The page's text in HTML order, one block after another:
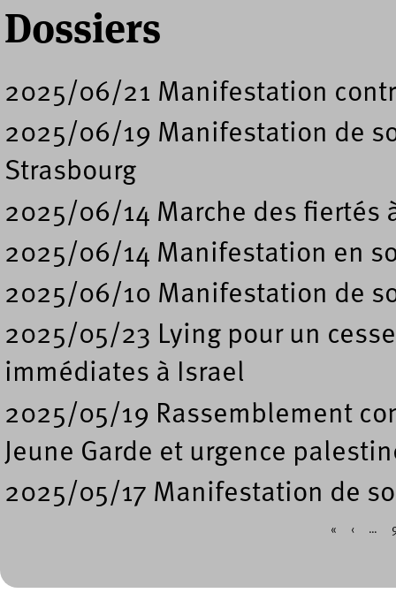
Dossiers
2025/06/21 Manifestation
2025/06/19 Manifestation de
Strasbourg
2025/06/14 Marche des fiertés
2025/06/14 Manifestation en
2025/06/10 Manifestation de
2025/05/23 Lying pour un
immédiates à Israel
2025/05/19 Rassemblement
Jeune Garde et urgence
2025/05/17 Manifestation de
« ‹ …